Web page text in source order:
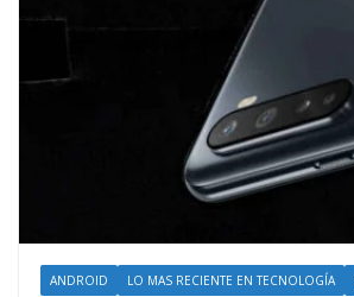
ANDROID LO MAS RECIENTE EN TECNOLOGÍA